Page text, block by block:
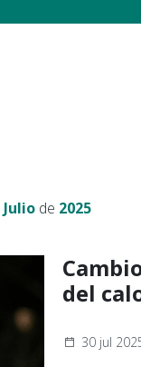
Julio de 2025
del
30 jul